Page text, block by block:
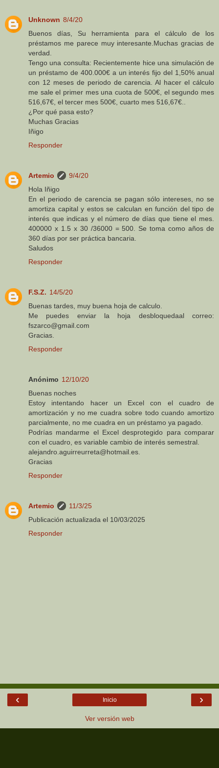
Unknown 8/4/20
Buenos días, Su herramienta para el cálculo de los
préstamos me parece muy interesante.Muchas gracias de
verdad.
Tengo una consulta: Recientemente hice una simulación de
un préstamo de 400.000€ a un interés fijo del 1,50% anual
con 12 meses de periodo de carencia. Al hacer el cálculo
me sale el primer mes una cuota de 500€, el segundo mes
516,67€, el tercer mes 500€, cuarto mes 516,67€..
¿Por qué pasa esto?
Muchas Gracias
Iñigo
Responder
Artemio
9/4/20
Hola Iñigo
En el periodo de carencia se pagan sólo intereses, no se
amortiza capital y estos se calculan en función del tipo de
interés que indicas y el número de días que tiene el mes.
400000 x 1.5 x 30 /36000 = 500. Se toma como años de
360 días por ser práctica bancaria.
Saludos
Responder
F.S.Z. 14/5/20
Buenas tardes, muy buena hoja de calculo.
Me puedes enviar la hoja desbloquedaal correo:
fszarco@gmail.com
Gracias.
Responder
Anónimo 12/10/20
Buenas noches
Estoy intentando hacer un Excel con el cuadro de
amortización y no me cuadra sobre todo cuando amortizo
parcialmente, no me cuadra en un préstamo ya pagado.
Podrías mandarme el Excel desprotegido para comparar
con el cuadro, es variable cambio de interés semestral.
alejandro.aguirreurreta@hotmail.es.
Gracias
Responder
Artemio
11/3/25
Publicación actualizada el 10/03/2025
Responder
‹ ›
Inicio
Ver versión web